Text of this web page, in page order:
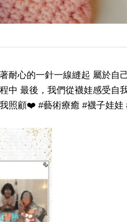
耐心的一針一線縫起 屬於自
中 最後，我們從襪娃感受自
照顧❤️ #藝術療癒 #襪子娃娃